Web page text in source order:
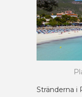
Stränderna i